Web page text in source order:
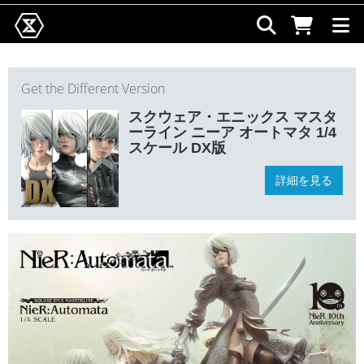
Get the Different Version
スクウェア・エニックス マスタ
ーライン ニーア オートマタ 1/4
スケール DX版
詳細を見る